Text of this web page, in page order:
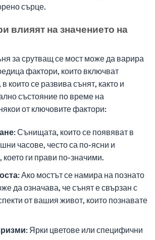
сърце.
влияят на значението на
за срутващ се мост може да варира
фактори, които включват
които се развива сънят, както и
състояние по време на
от ключовите фактори:
Сънищата, които се появяват в
часове, често са по-ясни и
ги прави по-значими.
Ако мостът се намира на познато
да означава, че сънят е свързан с
от вашия живот, които познавате
Ярки цветове или специфични